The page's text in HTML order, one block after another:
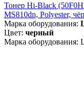
Тонер Hi-Black
MS810dn, Polyester,
Марка оборудования:
Цвет: черный
Марка оборудования: